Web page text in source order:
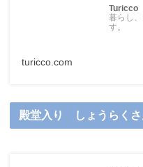
Turicco
暮らし
す。
turicco.com
殿堂入り しょうらくさ